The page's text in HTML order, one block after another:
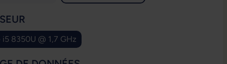
8350U @ 1,7 GHz